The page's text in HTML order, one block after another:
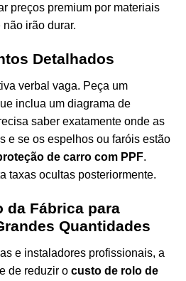
preços premium por materiais
irão durar.
Detalhados
verbal vaga. Peça um
inclua um diagrama de
saber exatamente onde as
e se os espelhos ou faróis estão
de carro com PPF.
taxas ocultas posteriormente.
da Fábrica para
Quantidades
e instaladores profissionais, a
de reduzir o custo de rolo de